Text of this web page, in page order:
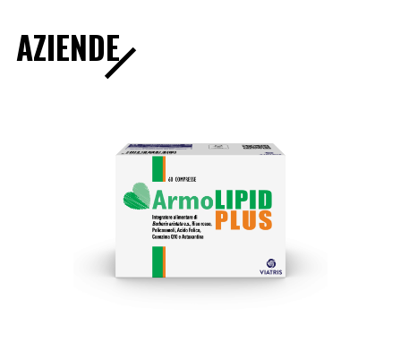
AZIENDE